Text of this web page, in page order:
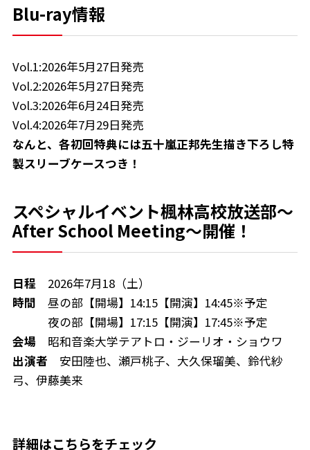
Blu-ray情報
Vol.1:2026年5月27日発売
Vol.2:2026年5月27日発売
Vol.3:2026年6月24日発売
Vol.4:2026年7月29日発売
なんと、各初回特典には五十嵐正邦先生描き下ろし特
製スリーブケースつき！
スペシャルイベント楓林高校放送部～
After School Meeting〜開催！
日程2026年7月18（土）
時間 昼の部【開場】14:15【開演】14:45※予定
夜の部【開場】17:15【開演】17:45※予定
会場 昭和音楽大学テアトロ・ジーリオ・ショウワ
出演者 安田陸也、瀬戸桃子、大久保瑠美、鈴代紗
弓、伊藤美来
詳細はこちらをチェック